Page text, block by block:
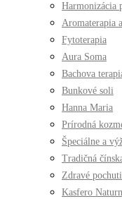
Harmonizácia
Aromaterapia
Fytoterapia
Aura Soma
Bachova
Bunkové soli
Hanna Maria
Prírodná
Špeciálne a
Tradičná
Zdravé
Kasfero